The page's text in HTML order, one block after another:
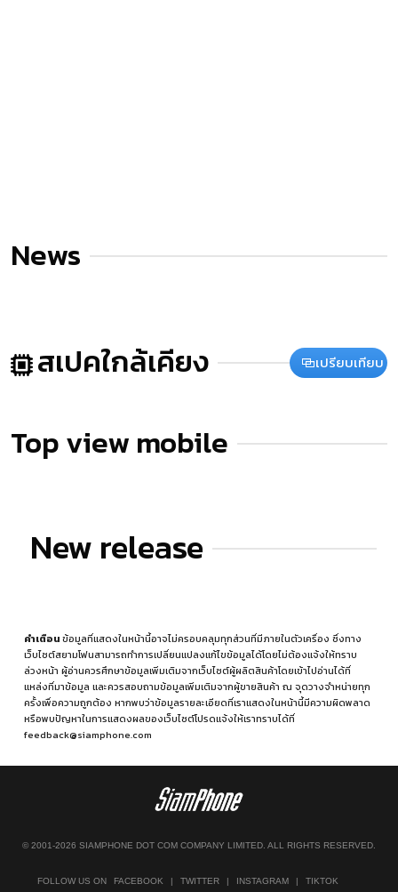
News
สเปคใกล้เคียง เปรียบเทียบ
Top view mobile
New release
คำเตือนข้อมูลที่แสดงในหน้านี้อาจไม่ครอบคลุมทุกส่วนที่มีภายในตัวเครื่อง ซึ่งทาง
เว็บไซต์สยามโฟนสามารถทำการเปลี่ยนแปลงแก้ไขข้อมูลได้โดยไม่ต้องแจ้งให้ทราบ
ล่วงหน้า ผู้อ่านควรศึกษาข้อมูลเพิ่มเติมจากเว็บไซต์ผู้ผลิตสินค้าโดยเข้าไปอ่านได้ที่
แหล่งที่มาข้อมูล และควรสอบถามข้อมูลเพิ่มเติมจากผู้ขายสินค้า ณ จุดวางจำหน่ายทุก
ครั้งเพื่อความถูกต้อง หากพบว่าข้อมูลรายละเอียดที่เราแสดงในหน้านี้มีความผิดพลาด
หรือพบปัญหาในการแสดงผลของเว็บไซต์โปรดแจ้งให้เราทราบได้ที่
feedback@siamphone.com
© 2001-2026 SIAMPHONE DOT COM COMPANY LIMITED. ALL RIGHTS RESERVED.
FOLLOW US ON FACEBOOK | TWITTER | INSTAGRAM | TIKTOK